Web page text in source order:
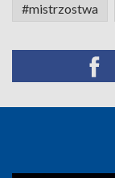
#mistrzostwa